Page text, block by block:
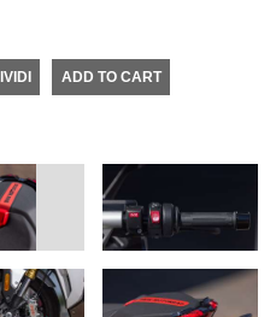
ADD TO CART